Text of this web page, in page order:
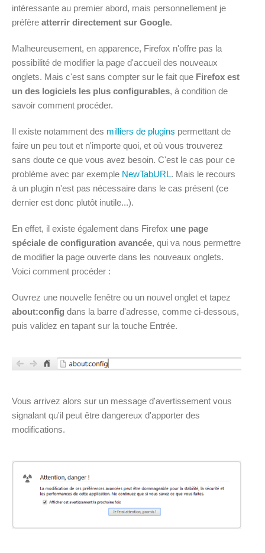
intéressante au premier abord, mais personnellement je
préfère atterrir directement sur Google.
Malheureusement, en apparence, Firefox n'offre pas la
possibilité de modifier la page d'accueil des nouveaux
onglets. Mais c'est sans compter sur le fait que Firefox est
un des logiciels les plus configurables, à condition de
savoir comment procéder.
Il existe notamment des milliers de plugins permettant de
faire un peu tout et n'importe quoi, et où vous trouverez
sans doute ce que vous avez besoin. C'est le cas pour ce
problème avec par exemple NewTabURL. Mais le recours
à un plugin n'est pas nécessaire dans le cas présent (ce
dernier est donc plutôt inutile...).
En effet, il existe également dans Firefox une page
spéciale de configuration avancée, qui va nous permettre
de modifier la page ouverte dans les nouveaux onglets.
Voici comment procéder :
Ouvrez une nouvelle fenêtre ou un nouvel onglet et tapez
about:config dans la barre d'adresse, comme ci-dessous,
puis validez en tapant sur la touche Entrée.
Vous arrivez alors sur un message d'avertissement vous
signalant qu'il peut être dangereux d'apporter des
modifications.